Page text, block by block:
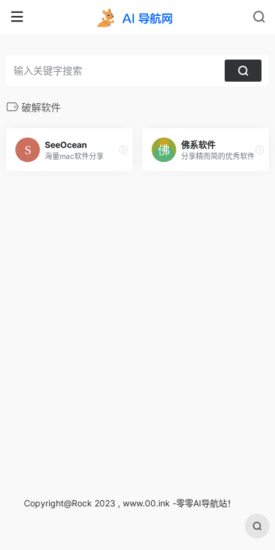
破解软件
SeeOcean
海量mac软件分享
佛系软件
分享精而简的优秀软件
Copyright@Rock 2023 , www.00.ink -零零AI导航站！